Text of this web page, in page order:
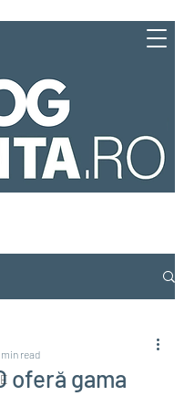
oferă gama
min read